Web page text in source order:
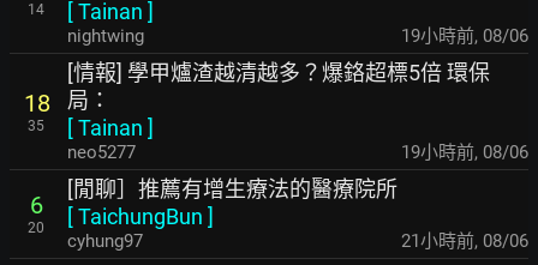
14
[Tainan ]
nightwing 19小時前, 08/06
18
35
[情報] 學甲爐渣越清越多？爆鉻超標5倍 環保
局：
[Tainan ]
neo5277 19小時前, 08/06
6
20
[閒聊］推薦有增生療法的醫療院所
[TaichungBun ]
cyhung97 21小時前, 08/06